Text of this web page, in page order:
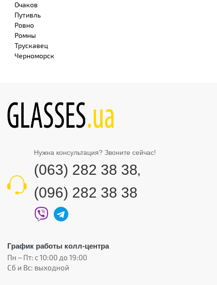
Очаков
Путивль
Ровно
Ромны
Трускавец
Черноморск
Нужна консультация? Звоните сейчас!
(063) 282 38 38,
(096) 282 38 38
График работы колл-центра
Пн – Пт: с 10:00 до 19:00
Сб и Вс: выходной